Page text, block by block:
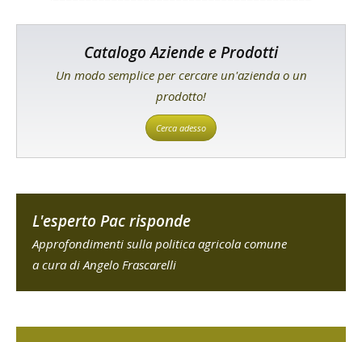
Catalogo Aziende e Prodotti
Un modo semplice per cercare un'azienda o un
prodotto!
Cerca adesso
L'esperto Pac risponde
Approfondimenti sulla politica agricola comune
a cura di Angelo Frascarelli